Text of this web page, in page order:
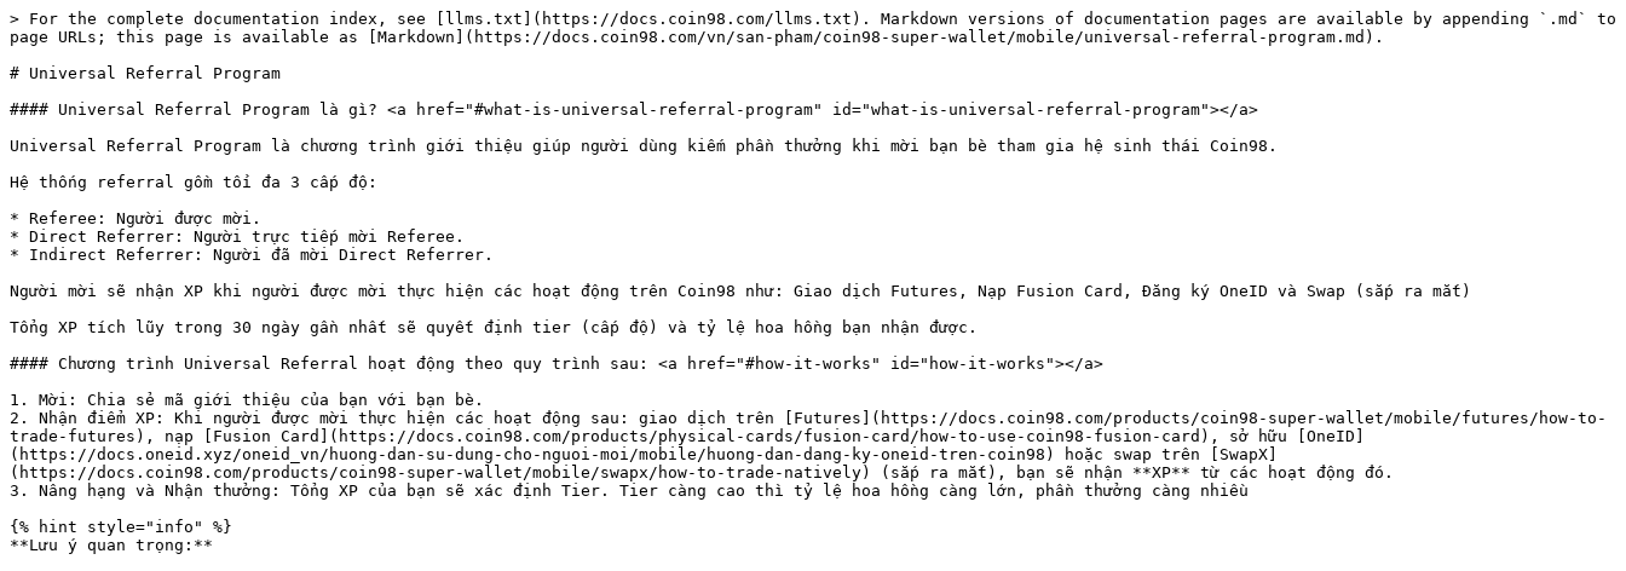
> For the complete documentation index, see [llms.txt](https://docs.coin98.com/llms.txt). Markdown versions of documentation pages are available by appending `.md` to
page URLs; this page is available as [Markdown](https://docs.coin98.com/vn/san-pham/coin98-super-wallet/mobile/universal-referral-program.md).
# Universal Referral Program
#### Universal Referral Program là gì? <a href="#what-is-universal-referral-program" id="what-is-universal-referral-program"></a>
Universal Referral Program là chương trình giới thiệu giúp người dùng kiếm phần thưởng khi mời bạn bè tham gia hệ sinh thái Coin98.
Hệ thống referral gồm tối đa 3 cấp độ:
* Referee: Người được mời.
* Direct Referrer: Người trực tiếp mời Referee.
* Indirect Referrer: Người đã mời Direct Referrer.
Người mời sẽ nhận XP khi người được mời thực hiện các hoạt động trên Coin98 như: Giao dịch Futures, Nạp Fusion Card, Đăng ký OneID và Swap (sắp ra mắt)
Tổng XP tích lũy trong 30 ngày gần nhất sẽ quyết định tier (cấp độ) và tỷ lệ hoa hồng bạn nhận được.
#### Chương trình Universal Referral hoạt động theo quy trình sau: <a href="#how-it-works" id="how-it-works"></a>
1. Mời: Chia sẻ mã giới thiệu của bạn với bạn bè.
2. Nhận điểm XP: Khi người được mời thực hiện các hoạt động sau: giao dịch trên [Futures](https://docs.coin98.com/products/coin98-super-wallet/mobile/futures/how-to-
trade-futures), nạp [Fusion Card](https://docs.coin98.com/products/physical-cards/fusion-card/how-to-use-coin98-fusion-card), sở hữu [OneID]
(https://docs.oneid.xyz/oneid_vn/huong-dan-su-dung-cho-nguoi-moi/mobile/huong-dan-dang-ky-oneid-tren-coin98) hoặc swap trên [SwapX]
(https://docs.coin98.com/products/coin98-super-wallet/mobile/swapx/how-to-trade-natively) (sắp ra mắt), bạn sẽ nhận **XP** từ các hoạt động đó.
3. Nâng hạng và Nhận thưởng: Tổng XP của bạn sẽ xác định Tier. Tier càng cao thì tỷ lệ hoa hồng càng lớn, phần thưởng càng nhiều
{% hint style="info" %}
**Lưu ý quan trọng:**